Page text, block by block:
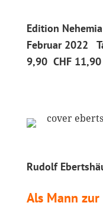
Edition
Februar 2022
9,90 CHF 11,90
Rudolf
Als Mann zur